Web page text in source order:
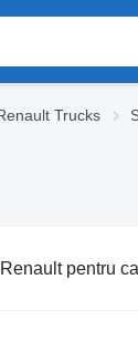
Trucks
pentru